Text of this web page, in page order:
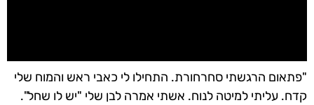
"פתאום הרגשתי סחרחורת. התחילו לי כאבי ראש והמוח שלי
קדח. עליתי למיטה לנוח. אשתי אמרה לבן שלי "יש לו שחל".